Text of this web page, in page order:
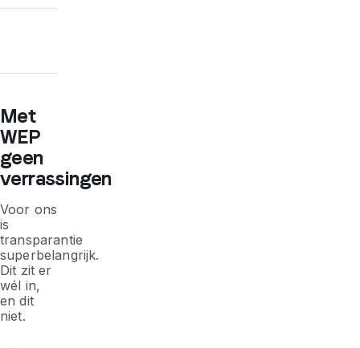
Met
WEP
geen
verrassingen
Voor ons
is
transparantie
superbelangrijk.
Dit zit er
wél in,
en dit
niet.